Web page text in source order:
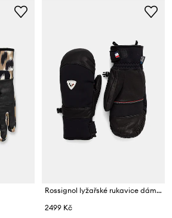
Rossignol lyžařské rukavice dámské
2499 Kč